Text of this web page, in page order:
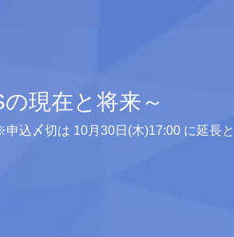
現在と将来～
10月30日(木)17:00 に延長と